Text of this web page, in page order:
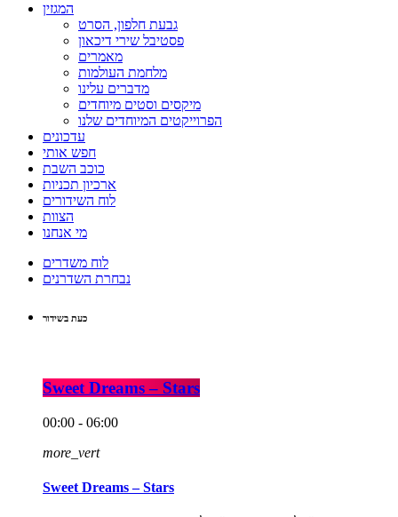
המגזין
גבעת חלפון, הסרט
פסטיבל שירי דיכאון
מאמרים
מלחמת העולמות
מדברים עלינו
מיקסים וסטים מיוחדים
הפרוייקטים המיוחדים שלנו
עדכונים
חפש אותי
כוכב השבת
ארכיון תכניות
לוח השידורים
הצוות
מי אנחנו
לוח משדרים
נבחרת השדרנים
כעת בשידור
Sweet Dreams – Stars
00:00 - 06:00
more_vert
Sweet Dreams – Stars